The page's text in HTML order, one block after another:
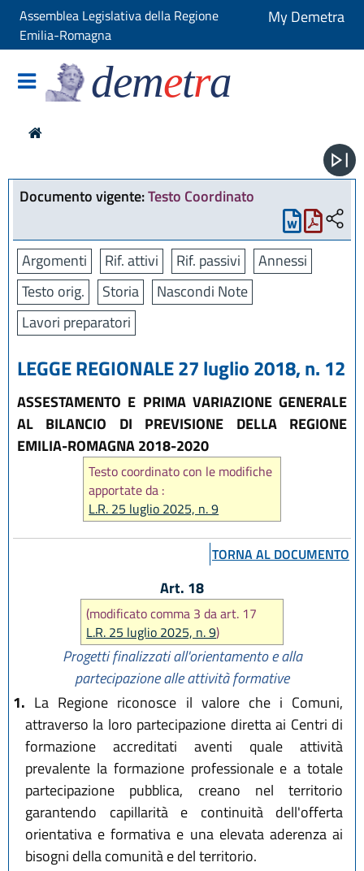
Assemblea Legislativa della Regione
Emilia-Romagna
My Demetra
demetra
Documento vigente:Testo Coordinato
Argomenti Rif. attivi Rif. passivi
Annessi
Testo orig.
Storia
Nascondi Note
Lavori preparatori
LEGGE REGIONALE 27 luglio 2018, n. 12
ASSESTAMENTO E PRIMA VARIAZIONE GENERALE
AL BILANCIO DI PREVISIONE DELLA REGIONE
EMILIA-ROMAGNA 2018-2020
Testo coordinato con le modifiche
apportate da :
L.R. 25 luglio 2025, n. 9
TORNA AL DOCUMENTO
Art. 18
(modificato comma 3 da art. 17
L.R. 25 luglio 2025, n. 9)
Progetti finalizzati all'orientamento e alla
partecipazione alle attività formative
1. La Regione riconosce il valore che i Comuni,
attraverso la loro partecipazione diretta ai Centri di
formazione accreditati aventi quale attività
prevalente la formazione professionale e a totale
partecipazione pubblica, creano nel territorio
garantendo capillarità e continuità dell'offerta
orientativa e formativa e una elevata aderenza ai
bisogni della comunità e del territorio.